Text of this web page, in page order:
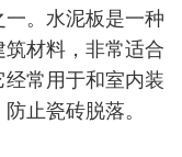
。水泥板是一种
材料，非常适合
常用于和室内装
止瓷砖脱落。